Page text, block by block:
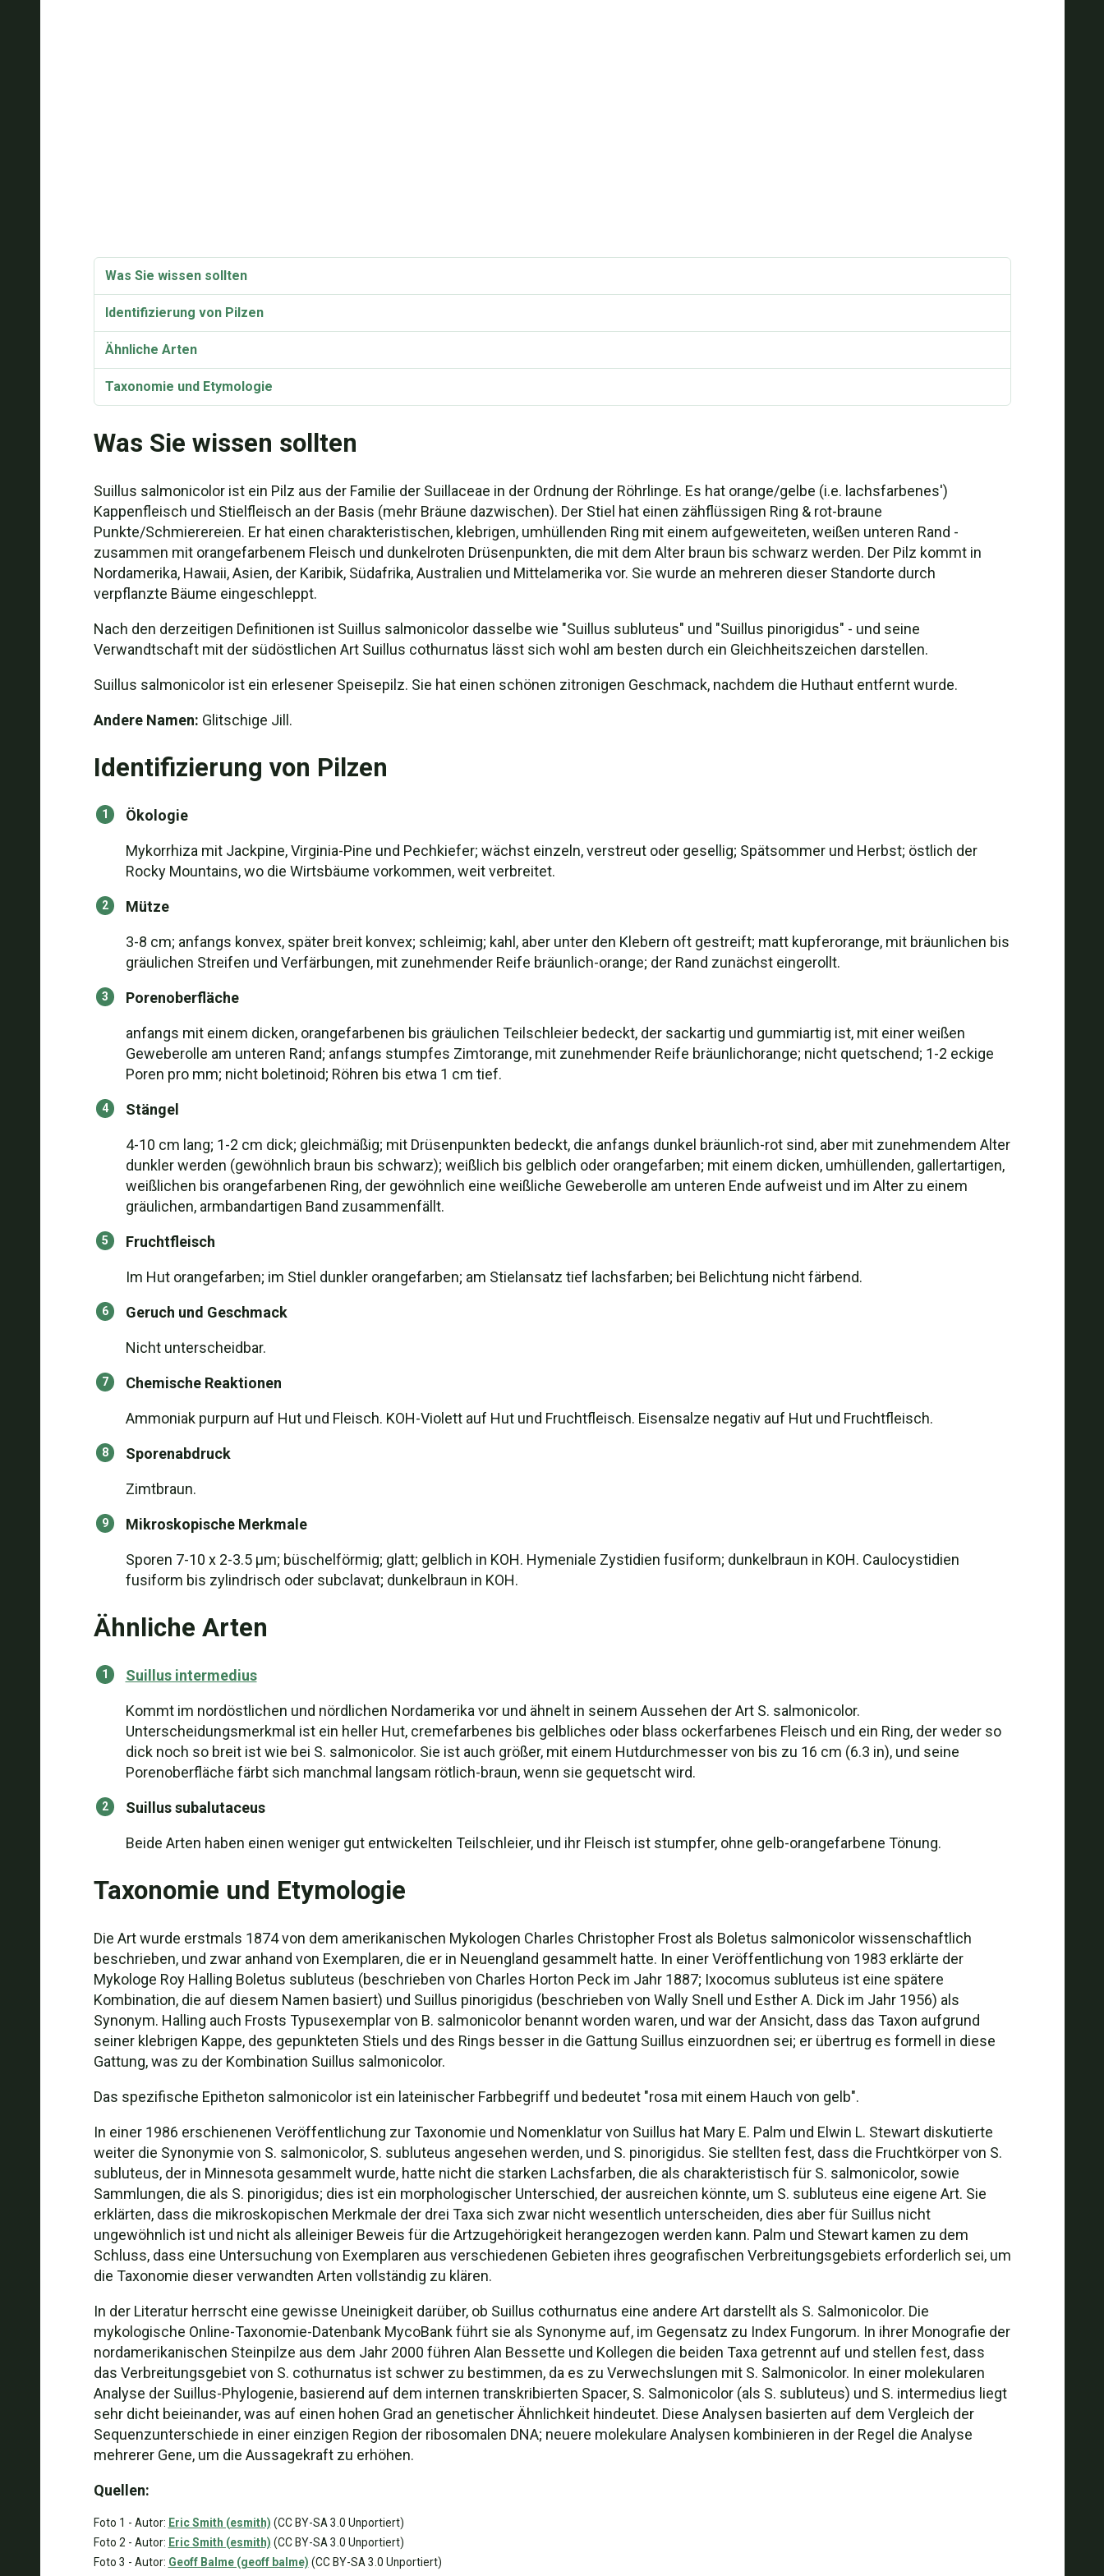
Was Sie wissen sollten
Identifizierung von Pilzen
Ähnliche Arten
Taxonomie und Etymologie
Was Sie wissen sollten
Suillus salmonicolor ist ein Pilz aus der Familie der Suillaceae in der Ordnung der Röhrlinge. Es hat orange/gelbe (i.e. lachsfarbenes')
Kappenfleisch und Stielfleisch an der Basis (mehr Bräune dazwischen). Der Stiel hat einen zähflüssigen Ring & rot-braune
Punkte/Schmierereien. Er hat einen charakteristischen, klebrigen, umhüllenden Ring mit einem aufgeweiteten, weißen unteren Rand -
zusammen mit orangefarbenem Fleisch und dunkelroten Drüsenpunkten, die mit dem Alter braun bis schwarz werden. Der Pilz kommt in
Nordamerika, Hawaii, Asien, der Karibik, Südafrika, Australien und Mittelamerika vor. Sie wurde an mehreren dieser Standorte durch
verpflanzte Bäume eingeschleppt.
Nach den derzeitigen Definitionen ist Suillus salmonicolor dasselbe wie "Suillus subluteus" und "Suillus pinorigidus" - und seine
Verwandtschaft mit der südöstlichen Art Suillus cothurnatus lässt sich wohl am besten durch ein Gleichheitszeichen darstellen.
Suillus salmonicolor ist ein erlesener Speisepilz. Sie hat einen schönen zitronigen Geschmack, nachdem die Huthaut entfernt wurde.
Andere Namen: Glitschige Jill.
Identifizierung von Pilzen
Ökologie
Mykorrhiza mit Jackpine, Virginia-Pine und Pechkiefer; wächst einzeln, verstreut oder gesellig; Spätsommer und Herbst; östlich der
Rocky Mountains, wo die Wirtsbäume vorkommen, weit verbreitet.
Mütze
3-8 cm; anfangs konvex, später breit konvex; schleimig; kahl, aber unter den Klebern oft gestreift; matt kupferorange, mit bräunlichen bis
gräulichen Streifen und Verfärbungen, mit zunehmender Reife bräunlich-orange; der Rand zunächst eingerollt.
Porenoberfläche
anfangs mit einem dicken, orangefarbenen bis gräulichen Teilschleier bedeckt, der sackartig und gummiartig ist, mit einer weißen
Geweberolle am unteren Rand; anfangs stumpfes Zimtorange, mit zunehmender Reife bräunlichorange; nicht quetschend; 1-2 eckige
Poren pro mm; nicht boletinoid; Röhren bis etwa 1 cm tief.
Stängel
4-10 cm lang; 1-2 cm dick; gleichmäßig; mit Drüsenpunkten bedeckt, die anfangs dunkel bräunlich-rot sind, aber mit zunehmendem Alter
dunkler werden (gewöhnlich braun bis schwarz); weißlich bis gelblich oder orangefarben; mit einem dicken, umhüllenden, gallertartigen,
weißlichen bis orangefarbenen Ring, der gewöhnlich eine weißliche Geweberolle am unteren Ende aufweist und im Alter zu einem
gräulichen, armbandartigen Band zusammenfällt.
Fruchtfleisch
Im Hut orangefarben; im Stiel dunkler orangefarben; am Stielansatz tief lachsfarben; bei Belichtung nicht färbend.
Geruch und Geschmack
Nicht unterscheidbar.
Chemische Reaktionen
Ammoniak purpurn auf Hut und Fleisch. KOH-Violett auf Hut und Fruchtfleisch. Eisensalze negativ auf Hut und Fruchtfleisch.
Sporenabdruck
Zimtbraun.
Mikroskopische Merkmale
Sporen 7-10 x 2-3.5 µm; büschelförmig; glatt; gelblich in KOH. Hymeniale Zystidien fusiform; dunkelbraun in KOH. Caulocystidien
fusiform bis zylindrisch oder subclavat; dunkelbraun in KOH.
Ähnliche Arten
Suillus intermedius
Kommt im nordöstlichen und nördlichen Nordamerika vor und ähnelt in seinem Aussehen der Art S. salmonicolor.
Unterscheidungsmerkmal ist ein heller Hut, cremefarbenes bis gelbliches oder blass ockerfarbenes Fleisch und ein Ring, der weder so
dick noch so breit ist wie bei S. salmonicolor. Sie ist auch größer, mit einem Hutdurchmesser von bis zu 16 cm (6.3 in), und seine
Porenoberfläche färbt sich manchmal langsam rötlich-braun, wenn sie gequetscht wird.
Suillus subalutaceus
Beide Arten haben einen weniger gut entwickelten Teilschleier, und ihr Fleisch ist stumpfer, ohne gelb-orangefarbene Tönung.
Taxonomie und Etymologie
Die Art wurde erstmals 1874 von dem amerikanischen Mykologen Charles Christopher Frost als Boletus salmonicolor wissenschaftlich
beschrieben, und zwar anhand von Exemplaren, die er in Neuengland gesammelt hatte. In einer Veröffentlichung von 1983 erklärte der
Mykologe Roy Halling Boletus subluteus (beschrieben von Charles Horton Peck im Jahr 1887; Ixocomus subluteus ist eine spätere
Kombination, die auf diesem Namen basiert) und Suillus pinorigidus (beschrieben von Wally Snell und Esther A. Dick im Jahr 1956) als
Synonym. Halling auch Frosts Typusexemplar von B. salmonicolor benannt worden waren, und war der Ansicht, dass das Taxon aufgrund
seiner klebrigen Kappe, des gepunkteten Stiels und des Rings besser in die Gattung Suillus einzuordnen sei; er übertrug es formell in diese
Gattung, was zu der Kombination Suillus salmonicolor.
Das spezifische Epitheton salmonicolor ist ein lateinischer Farbbegriff und bedeutet "rosa mit einem Hauch von gelb".
In einer 1986 erschienenen Veröffentlichung zur Taxonomie und Nomenklatur von Suillus hat Mary E. Palm und Elwin L. Stewart diskutierte
weiter die Synonymie von S. salmonicolor, S. subluteus angesehen werden, und S. pinorigidus. Sie stellten fest, dass die Fruchtkörper von S.
subluteus, der in Minnesota gesammelt wurde, hatte nicht die starken Lachsfarben, die als charakteristisch für S. salmonicolor, sowie
Sammlungen, die als S. pinorigidus; dies ist ein morphologischer Unterschied, der ausreichen könnte, um S. subluteus eine eigene Art. Sie
erklärten, dass die mikroskopischen Merkmale der drei Taxa sich zwar nicht wesentlich unterscheiden, dies aber für Suillus nicht
ungewöhnlich ist und nicht als alleiniger Beweis für die Artzugehörigkeit herangezogen werden kann. Palm und Stewart kamen zu dem
Schluss, dass eine Untersuchung von Exemplaren aus verschiedenen Gebieten ihres geografischen Verbreitungsgebiets erforderlich sei, um
die Taxonomie dieser verwandten Arten vollständig zu klären.
In der Literatur herrscht eine gewisse Uneinigkeit darüber, ob Suillus cothurnatus eine andere Art darstellt als S. Salmonicolor. Die
mykologische Online-Taxonomie-Datenbank MycoBank führt sie als Synonyme auf, im Gegensatz zu Index Fungorum. In ihrer Monografie der
nordamerikanischen Steinpilze aus dem Jahr 2000 führen Alan Bessette und Kollegen die beiden Taxa getrennt auf und stellen fest, dass
das Verbreitungsgebiet von S. cothurnatus ist schwer zu bestimmen, da es zu Verwechslungen mit S. Salmonicolor. In einer molekularen
Analyse der Suillus-Phylogenie, basierend auf dem internen transkribierten Spacer, S. Salmonicolor (als S. subluteus) und S. intermedius liegt
sehr dicht beieinander, was auf einen hohen Grad an genetischer Ähnlichkeit hindeutet. Diese Analysen basierten auf dem Vergleich der
Sequenzunterschiede in einer einzigen Region der ribosomalen DNA; neuere molekulare Analysen kombinieren in der Regel die Analyse
mehrerer Gene, um die Aussagekraft zu erhöhen.
Quellen:
Foto 1 - Autor: Eric Smith (esmith) (CC BY-SA 3.0 Unportiert)
Foto 2 - Autor: Eric Smith (esmith) (CC BY-SA 3.0 Unportiert)
Foto 3 - Autor: Geoff Balme (geoff balme) (CC BY-SA 3.0 Unportiert)